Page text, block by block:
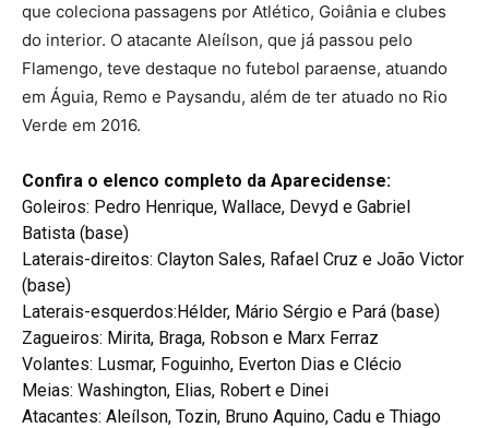
que coleciona passagens por Atlético, Goiânia e clubes
do interior. O atacante Aleílson, que já passou pelo
Flamengo, teve destaque no futebol paraense, atuando
em Águia, Remo e Paysandu, além de ter atuado no Rio
Verde em 2016.
Confira o elenco completo da Aparecidense:
Goleiros: Pedro Henrique, Wallace, Devyd e Gabriel
Batista (base)
Laterais-direitos: Clayton Sales, Rafael Cruz e João Victor
(base)
Laterais-esquerdos:Hélder, Mário Sérgio e Pará (base)
Zagueiros: Mirita, Braga, Robson e Marx Ferraz
Volantes: Lusmar, Foguinho, Everton Dias e Clécio
Meias: Washington, Elias, Robert e Dinei
Atacantes: Aleílson, Tozin, Bruno Aquino, Cadu e Thiago